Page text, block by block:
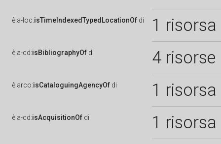
è a-loc:isTimeIndexedTypedLocationOf di 1 risorsa
è a-cd:isBibliographyOf di 4 risorse
è arco:isCataloguingAgencyOf di 1 risorsa
è a-cd:isAcquisitionOf di 1 risorsa